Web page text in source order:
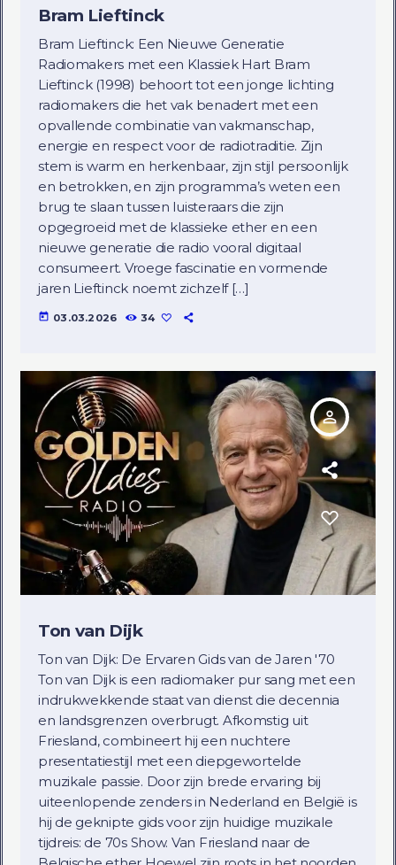
Bram Lieftinck
Bram Lieftinck: Een Nieuwe Generatie
Radiomakers met een Klassiek Hart Bram
Lieftinck (1998) behoort tot een jonge lichting
radiomakers die het vak benadert met een
opvallende combinatie van vakmanschap,
energie en respect voor de radiotraditie. Zijn
stem is warm en herkenbaar, zijn stijl persoonlijk
en betrokken, en zijn programma’s weten een
brug te slaan tussen luisteraars die zijn
opgegroeid met de klassieke ether en een
nieuwe generatie die radio vooral digitaal
consumeert. Vroege fascinatie en vormende
jaren Lieftinck noemt zichzelf […]
today 03.03.2026 34
person_outline
Ton van Dijk
Ton van Dijk: De Ervaren Gids van de Jaren '70
Ton van Dijk is een radiomaker pur sang met een
indrukwekkende staat van dienst die decennia
en landsgrenzen overbrugt. Afkomstig uit
Friesland, combineert hij een nuchtere
presentatiestijl met een diepgewortelde
muzikale passie. Door zijn brede ervaring bij
uiteenlopende zenders in Nederland en België is
hij de geknipte gids voor zijn huidige muzikale
tijdreis: de 70s Show. Van Friesland naar de